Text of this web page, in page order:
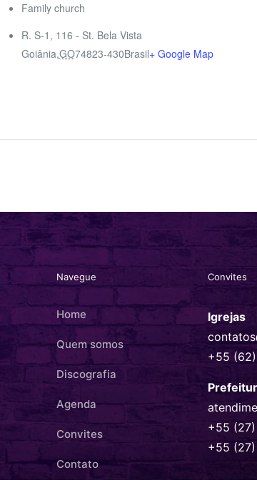
Family church
R. S-1, 116 - St. Bela Vista
Goiânia,GO74823-430Brasil+ Google Map
Navegue
Home
Quem somos
Discografia
Agenda
Convites
Contato
Convites
Igrejas
+55
+55
+55